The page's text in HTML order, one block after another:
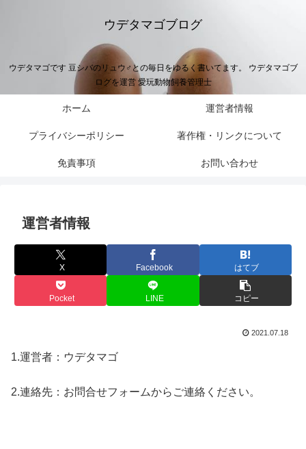
ウデタマゴブログ
ウデタマゴです 豆シバのリュウ♂との毎日をゆるく書いてます。 ウデタマゴブ
ログを運営 愛玩動物飼養管理士
ホーム 運営者情報
プライバシーポリシー 著作権・リンクについて
免責事項 お問い合わせ
運営者情報
X Facebook はてブ
Pocket LINE コピー
2021.07.18
1.運営者：ウデタマゴ
2.連絡先：お問合せフォームからご連絡ください。